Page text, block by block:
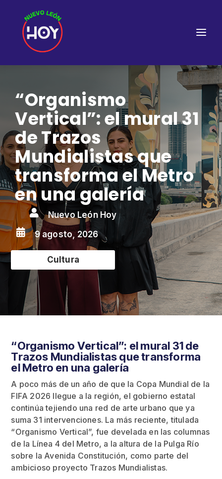
“Organismo
Vertical”: el mural 31
de Trazos
Mundialistas que
transforma el Metro
en una galería
 Nuevo León Hoy
 9 agosto, 2026
Cultura
“Organismo Vertical”: el mural 31 de
Trazos Mundialistas que transforma
el Metro en una galería
A poco más de un año de que la Copa Mundial de la
FIFA 2026 llegue a la región, el gobierno estatal
continúa tejiendo una red de arte urbano que ya
suma 31 intervenciones. La más reciente, titulada
“Organismo Vertical”, fue develada en las columnas
de la Línea 4 del Metro, a la altura de la Pulga Río
sobre la Avenida Constitución, como parte del
ambicioso proyecto Trazos Mundialistas.